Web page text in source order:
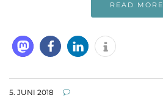
READ MORE
5. JUNI 2018